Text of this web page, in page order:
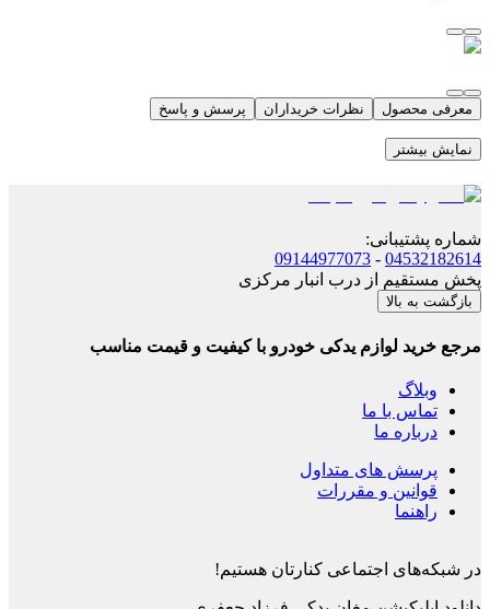
معرفی محصول نظرات خریداران پرسش و پاسخ
نمایش بیشتر
شماره پشتیبانی:
04532182614
-
09144977073
پخش مستقیم از درب انبار مرکزی
بازگشت به بالا
مرجع خرید لوازم یدکی خودرو با کیفیت و قیمت مناسب
وبلاگ
تماس با ما
درباره ما
پرسش های متداول
قوانین و مقررات
راهنما
در شبکه‌های اجتماعی کنارتان هستیم!